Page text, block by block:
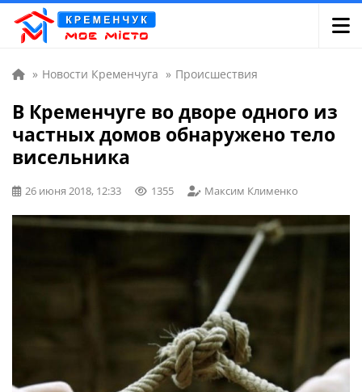
» Новости Кременчуга » Происшествия
В Кременчуге во дворе одного из
частных домов обнаружено тело
висельника
26 июня 2018, 12:33 1355 Максим Клименко